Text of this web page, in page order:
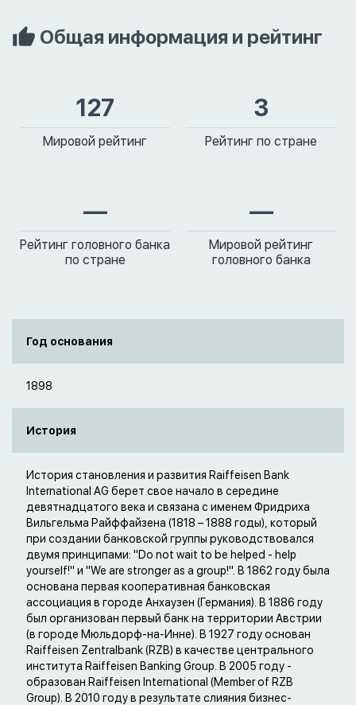
Общая информация и рейтинг
127
Мировой рейтинг
3
Рейтинг по стране
—
Рейтинг головного банка
по стране
—
Мировой рейтинг
головного банка
Год основания
1898
История
История становления и развития Raiffeisen Bank
International AG берет свое начало в середине
девятнадцатого века и связана с именем Фридриха
Вильгельма Райффайзена (1818 – 1888 годы), который
при создании банковской группы руководствовался
двумя принципами: "Do not wait to be helped - help
yourself!" и "We are stronger as a group!". В 1862 году была
основана первая кооперативная банковская
ассоциация в городе Анхаузен (Германия). В 1886 году
был организован первый банк на территории Австрии
(в городе Мюльдорф-на-Инне). В 1927 году основан
Raiffeisen Zentralbank (RZB) в качестве центрального
института Raiffeisen Banking Group. В 2005 году -
образован Raiffeisen International (Member of RZB
Group). В 2010 году в результате слияния бизнес-